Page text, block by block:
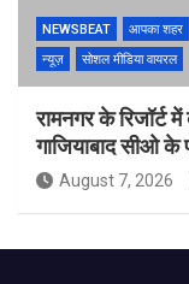
NEWSBEAT आपका शहर
न्यूज़
सोशल मीडिया वायरल
रामनगर के रिजॉर्ट
गाजियाबाद सीओ के
August 7, 2026